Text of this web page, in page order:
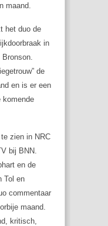
maand.
het duo de
in
de
en is er een
komende
zien in NRC
bij BNN.
en de
Tol en
commentaar
maand.
kritisch,